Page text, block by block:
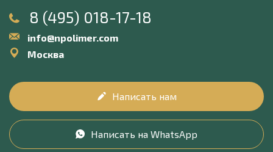
8 (495) 018-17-18
info@npolimer.com
Москва
Написать нам
Написать на WhatsApp